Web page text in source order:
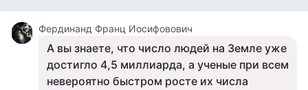
Фердинанд Франц Иосифовович
А вы знаете, что число людей на Земле уже
достигло 4,5 миллиарда, а ученые при всем
невероятно быстром росте их числа